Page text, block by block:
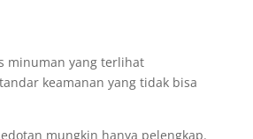
minuman yang terlihat
keamanan yang tidak bisa
mungkin hanya pelengkap.